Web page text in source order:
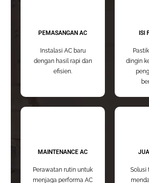
PEMASANGAN AC
Instalasi AC baru
dengan hasil rapi dan
efisien.
ISI
dingin
MAINTENANCE AC
Perawatan rutin untuk
menjaga performa AC
Solusi